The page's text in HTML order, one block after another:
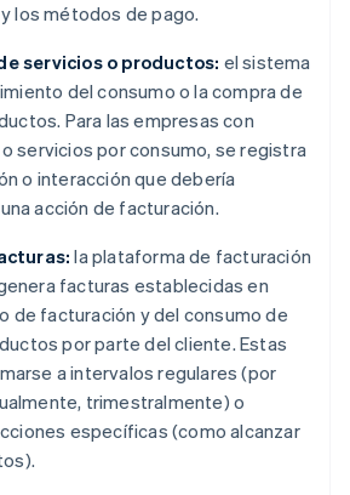
los métodos de pago.
servicios o productos: el sistema
del consumo o la compra de
Para las empresas con
o servicios por consumo, se registra
o interacción que debería
acción de facturación.
la plataforma de facturación
facturas establecidas en
de facturación y del consumo de
por parte del cliente. Estas
a intervalos regulares (por
trimestralmente) o
específicas (como alcanzar